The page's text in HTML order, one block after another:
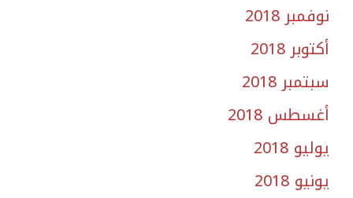
نوفمبر 2018
أكتوبر 2018
سبتمبر 2018
أغسطس 2018
يوليو 2018
يونيو 2018